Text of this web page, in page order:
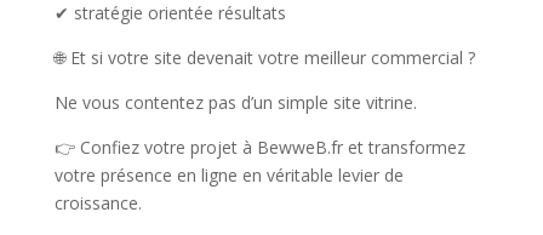
✔ stratégie orientée résultats
🌐 Et si votre site devenait votre meilleur commercial ?
Ne vous contentez pas d’un simple site vitrine.
👉 Confiez votre projet à BewweB.fr et transformez
votre présence en ligne en véritable levier de
croissance.